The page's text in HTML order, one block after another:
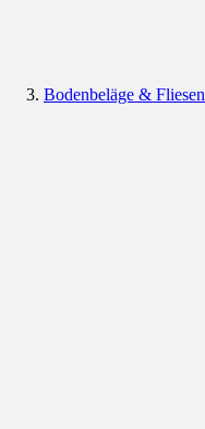
Bodenbeläge & Fliesen